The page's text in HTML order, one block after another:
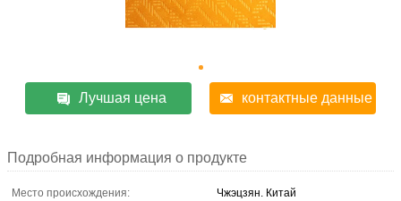
Лучшая цена контактные данные
Подробная информация о продукте
Место происхождения:
Чжэцзян. Китай